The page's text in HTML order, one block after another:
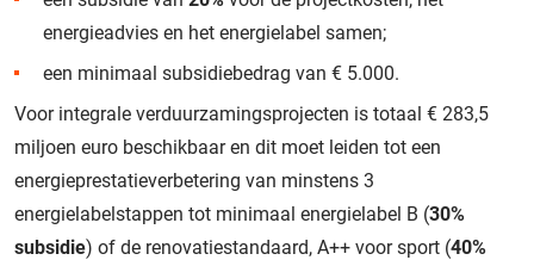
energieadvies en het energielabel samen;
een minimaal subsidiebedrag van € 5.000.
Voor integrale verduurzamingsprojecten is totaal € 283,5
miljoen euro beschikbaar en dit moet leiden tot een
energieprestatieverbetering van minstens 3
energielabelstappen tot minimaal energielabel B (30%
subsidie) of de renovatiestandaard, A++ voor sport (40%